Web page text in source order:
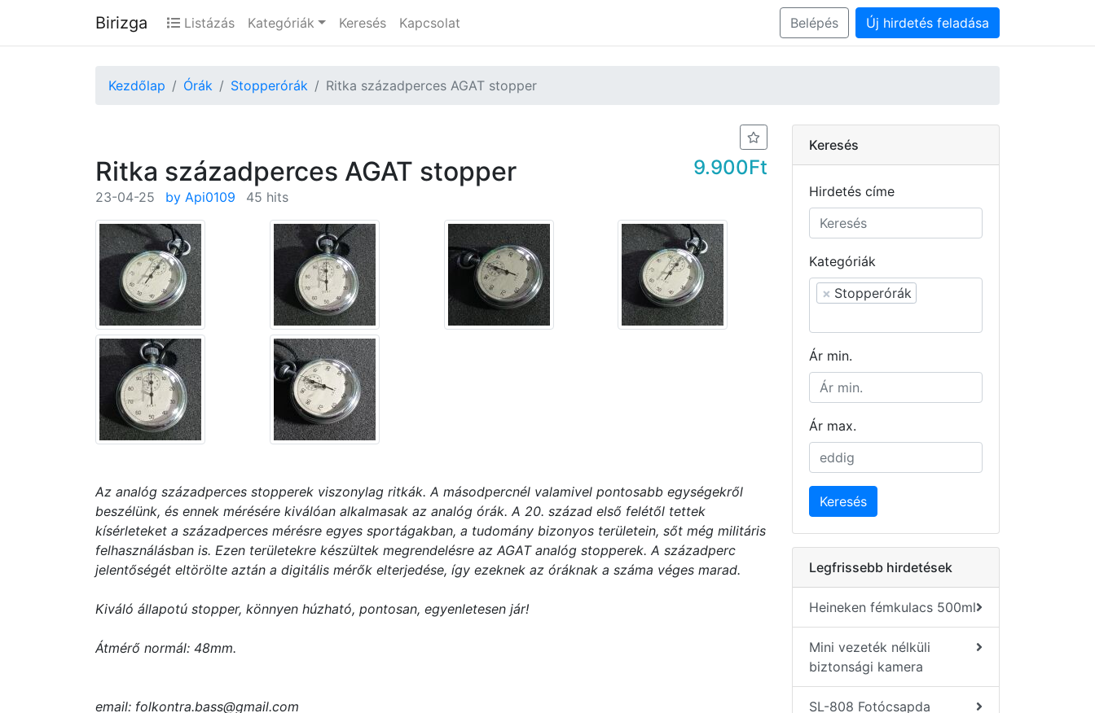
Birizga Listázás Kategóriák Keresés Kapcsolat Belépés Új hirdetés feladása
Kezdőlap Órák Stopperórák Ritka századperces AGAT stopper
Ritka századperces AGAT stopper 9.900Ft
23-04-25 by Api0109 45 hits
Az analóg századperces stopperek viszonylag ritkák. A másodpercnél valamivel pontosabb egységekről
beszélünk, és ennek mérésére kiválóan alkalmasak az analóg órák. A 20. század első felétől tettek
kísérleteket a századperces mérésre egyes sportágakban, a tudomány bizonyos területein, sőt még militáris
felhasználásban is. Ezen területekre készültek megrendelésre az AGAT analóg stopperek. A századperc
jelentőségét eltörölte aztán a digitális mérők elterjedése, így ezeknek az óráknak a száma véges marad.
Kiváló állapotú stopper, könnyen húzható, pontosan, egyenletesen jár!
Átmérő normál: 48mm.
email: folkontra.bass@gmail.com
Keresés
Hirdetés címe
Kategóriák
× Stopperórák
Ár min.
Ár max.
Keresés
Legfrissebb hirdetések
Heineken fémkulacs 500ml
Mini vezeték nélküli
biztonsági kamera
SL-808 Fotócsapda